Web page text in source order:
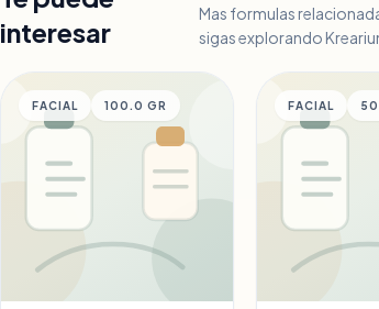
Registrarse login Iniciar
interesar
Mas formulas
sigas explorando
FACIAL 100.0 GR FACIAL